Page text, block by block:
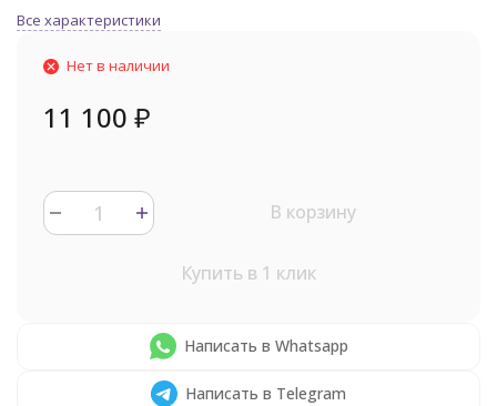
Все характеристики
Нет в наличии
11 100 ₽
В корзину
Купить в 1 клик
Написать в Whatsapp
Написать в Telegram